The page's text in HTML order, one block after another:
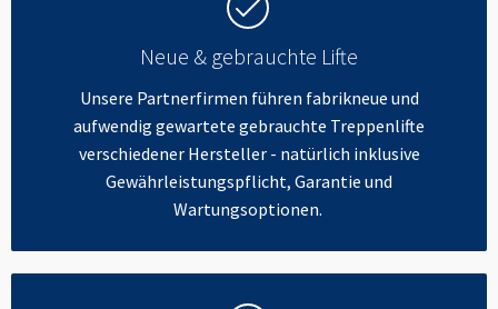
Neue & gebrauchte Lifte
Unsere Partnerfirmen führen fabrikneue und
aufwendig gewartete gebrauchte Treppenlifte
verschiedener Hersteller - natürlich inklusive
Gewährleistungspflicht, Garantie und
Wartungsoptionen.